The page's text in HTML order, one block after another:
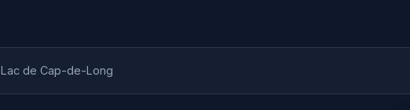
Lac de Cap-de-Long